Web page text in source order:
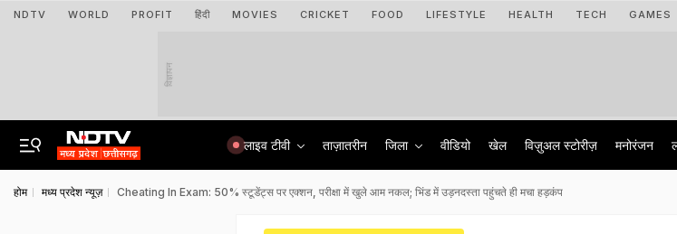
NDTV WORLD PROFIT हिंदी MOVIES CRICKET FOOD LIFESTYLE HEALTH TECH GAMES
विज्ञापन
लाइव टीवी ताज़ातरीन जिला वीडियो खेल विज़ुअल स्टोरीज़ मनोरंजन
होम मध्य प्रदेश न्यूज़ Cheating In Exam: 50% स्टूडेंट्स पर एक्शन, परीक्षा में खुले आम नकल; भिंड में उड़नदस्ता पहुंचते ही मचा हड़कंप